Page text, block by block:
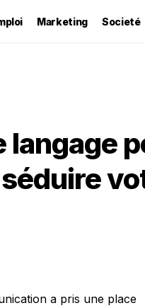
Marketing Societé
langage
a pris une place